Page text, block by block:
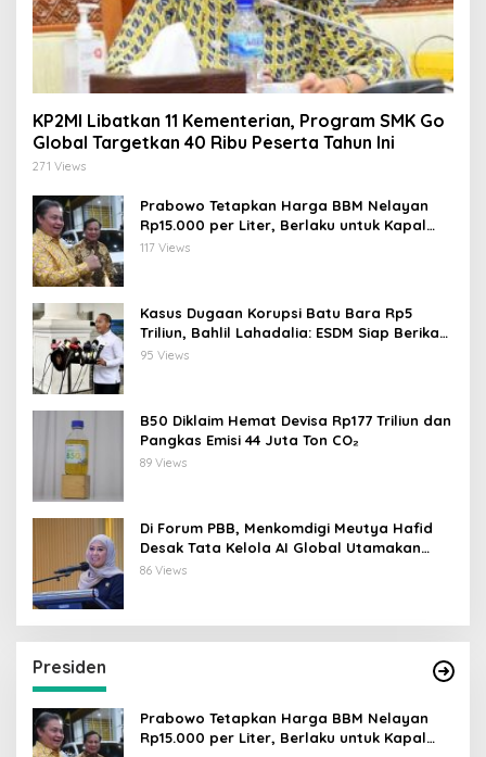
KP2MI Libatkan 11 Kementerian, Program SMK Go
Global Targetkan 40 Ribu Peserta Tahun Ini
271 Views
Prabowo Tetapkan Harga BBM Nelayan
Rp15.000 per Liter, Berlaku untuk Kapal
30-200 GT
117 Views
Kasus Dugaan Korupsi Batu Bara Rp5
Triliun, Bahlil Lahadalia: ESDM Siap Berikan
Data
95 Views
B50 Diklaim Hemat Devisa Rp177 Triliun dan
Pangkas Emisi 44 Juta Ton CO₂
89 Views
Di Forum PBB, Menkomdigi Meutya Hafid
Desak Tata Kelola AI Global Utamakan
Perlindungan Anak
86 Views
Presiden
Prabowo Tetapkan Harga BBM Nelayan
Rp15.000 per Liter, Berlaku untuk Kapal